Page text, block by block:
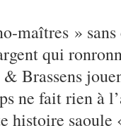
maîtres »
qui
Brassens
ne fait rien à
histoire